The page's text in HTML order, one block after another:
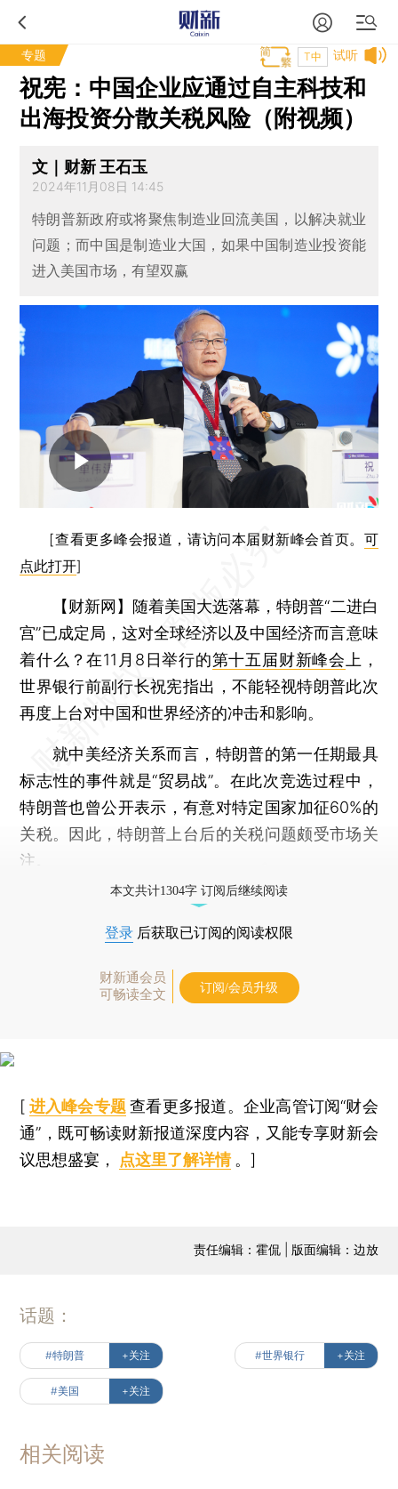
专题 试听
T中
祝宪：中国企业应通过自主科技和
出海投资分散关税风险（附视频）
文｜财新 王石玉
2024年11月08日 14:45
特朗普新政府或将聚焦制造业回流美国，以解决就业
问题；而中国是制造业大国，如果中国制造业投资能
进入美国市场，有望双赢
[查看更多峰会报道，请访问本届财新峰会首页。 可
点此打开]
【财新网】 随着美国大选落幕，特朗普“二进白
宫”已成定局，这对全球经济以及中国经济而言意味
着什么？在11月8日举行的第十五届财新峰会 上，
世界银行前副行长祝宪指出，不能轻视特朗普此次
再度上台对中国和世界经济的冲击和影响。
就中美经济关系而言，特朗普的第一任期最具
标志性的事件就是“贸易战”。在此次竞选过程中，
特朗普也曾公开表示，有意对特定国家加征60%的
关税。因此，特朗普上台后的关税问题颇受市场关
注。
本文共计1304字 订阅后继续阅读
登录 后获取已订阅的阅读权限
财新通会员
可畅读全文
订阅/会员升级
[ 进入峰会专题 查看更多报道。企业高管订阅“财会
通”，既可畅读财新报道深度内容，又能专享财新会
议思想盛宴，
点这里了解详情 。]
责任编辑：霍侃 | 版面编辑：边放
话题：
#特朗普 +关注 #世界银行 +关注
#美国 +关注
相关阅读